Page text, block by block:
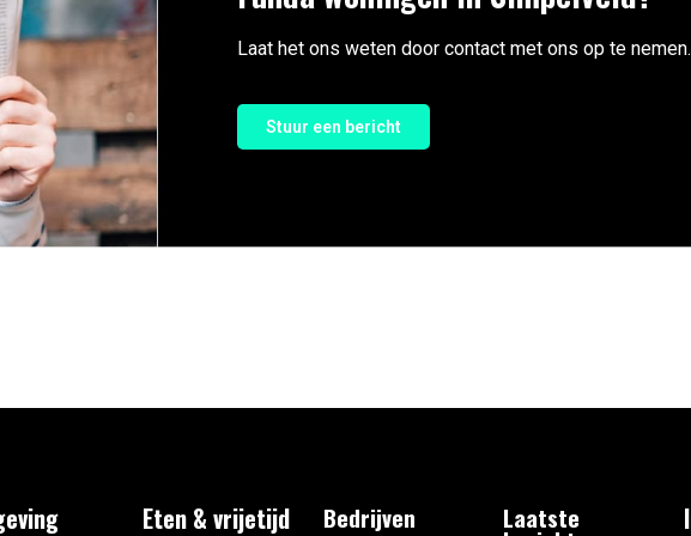
Laat het ons weten door contact met ons op te nemen.
Stuur een bericht
Eten & vrijetijd Bedrijven Laatste